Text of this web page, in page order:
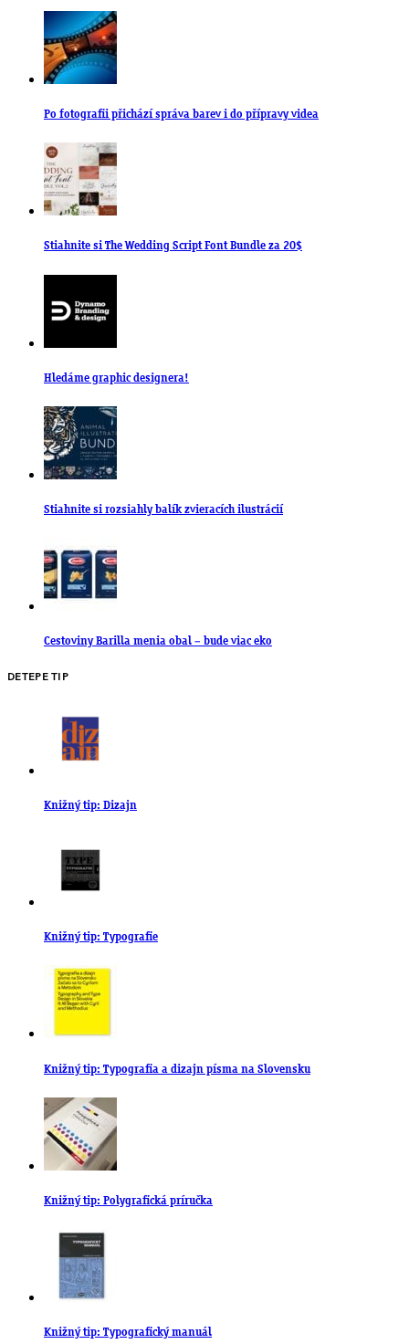
Po fotografii přichází správa barev i do přípravy videa
Stiahnite si The Wedding Script Font Bundle za 20$
Hledáme graphic designera!
Stiahnite si rozsiahly balík zvieracích ilustrácií
Cestoviny Barilla menia obal – bude viac eko
DETEPE TIP
Knižný tip: Dizajn
Knižný tip: Typografie
Knižný tip: Typografia a dizajn písma na Slovensku
Knižný tip: Polygrafická príručka
Knižný tip: Typografický manuál